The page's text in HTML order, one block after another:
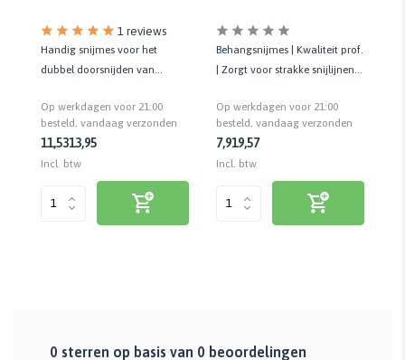
1 reviews
Handig snijmes voor het
dubbel doorsnijden van
Op werkdagen voor 21:00
besteld, vandaag verzonden
11,5313,95
Incl. btw
Behangsnijmes | Kwaliteit prof.
| Zorgt voor strakke snijlijnen |
Op werkdagen voor 21:00
besteld, vandaag verzonden
7,919,57
Incl. btw
0 sterren op basis van 0 beoordelingen